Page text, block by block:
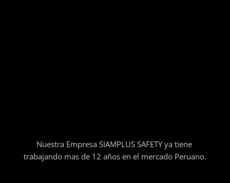
Nuestra Empresa SIAMPLUS SAFETY ya tiene
trabajando mas de 12 años en el mercado Peruano.